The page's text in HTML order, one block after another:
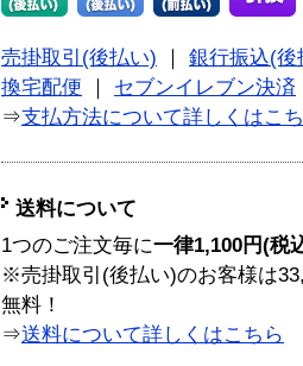
売掛取引(後払い)
銀行振込(後
換宅配便
セブンイレブン決済
⇒支払方法について詳しくはこ
送料について
1つのご注文毎に一律1,100円(税
※売掛取引(後払い)のお客様は
無料！
⇒送料について詳しくはこちら